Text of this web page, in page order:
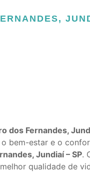
dos Fernandes,
bem-estar e o
Jundiaí – SP.
qualidade de